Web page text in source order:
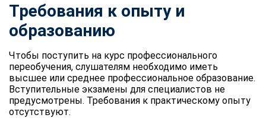
Требования к опыту и
образованию
Чтобы поступить на курс профессионального
переобучения, слушателям необходимо иметь
высшее или среднее профессиональное образование.
Вступительные экзамены для специалистов не
предусмотрены. Требования к практическому опыту
отсутствуют.